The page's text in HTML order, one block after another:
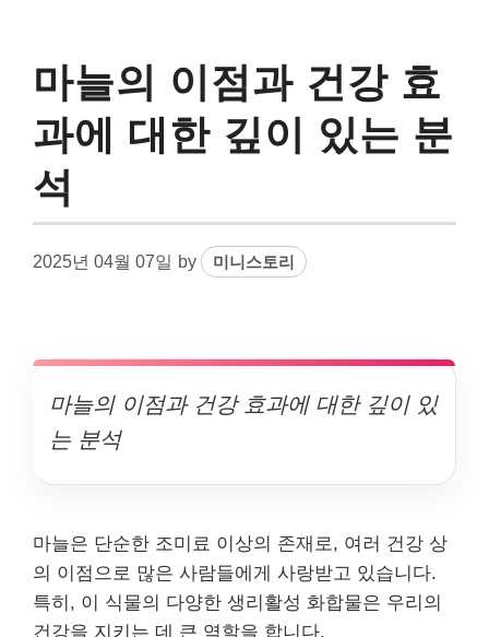
마늘의 이점과 건강 효
과에 대한 깊이 있는 분
석
2025년 04월 07일 by 미니스토리
마늘의 이점과 건강 효과에 대한 깊이 있
는 분석
마늘은 단순한 조미료 이상의 존재로, 여러 건강 상
의 이점으로 많은 사람들에게 사랑받고 있습니다.
특히, 이 식물의 다양한 생리활성 화합물은 우리의
건강을 지키는 데 큰 역할을 합니다.